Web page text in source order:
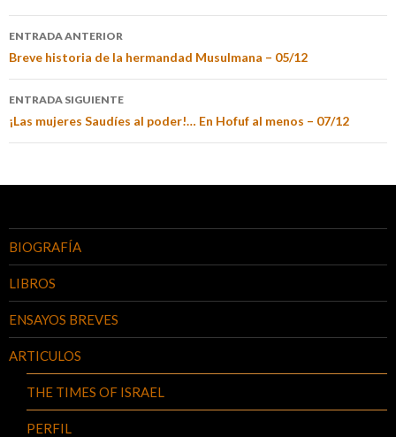
ENTRADA ANTERIOR
Breve historia de la hermandad Musulmana – 05/12
ENTRADA SIGUIENTE
¡Las mujeres Saudíes al poder!… En Hofuf al menos – 07/12
BIOGRAFÍA
LIBROS
ENSAYOS BREVES
ARTICULOS
THE TIMES OF ISRAEL
PERFIL